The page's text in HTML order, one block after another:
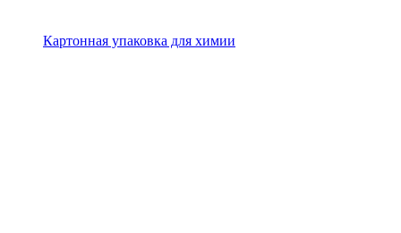
Картонная упаковка для химии